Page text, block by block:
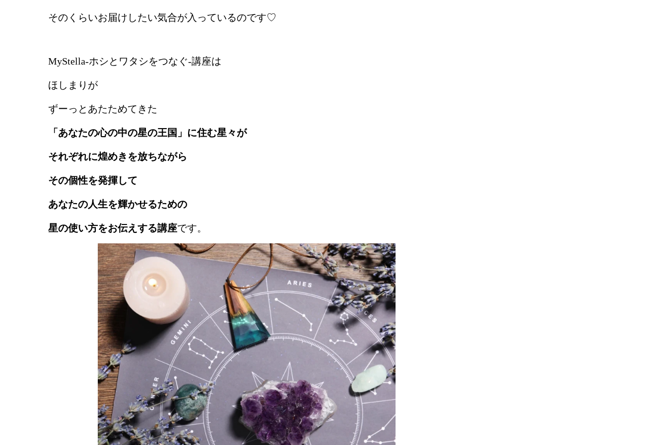
そのくらいお届けしたい気合が入っているのです♡
MyStella-ホシとワタシをつなぐ-講座は
ほしまりが
ずーっとあたためてきた
「あなたの心の中の星の王国」に住む星々が
それぞれに煌めきを放ちながら
その個性を発揮して
あなたの人生を輝かせるための
星の使い方をお伝えする講座です。